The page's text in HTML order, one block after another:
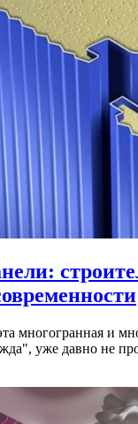
многогранная и
уже давно не